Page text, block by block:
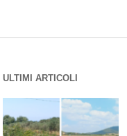
ULTIMI ARTICOLI